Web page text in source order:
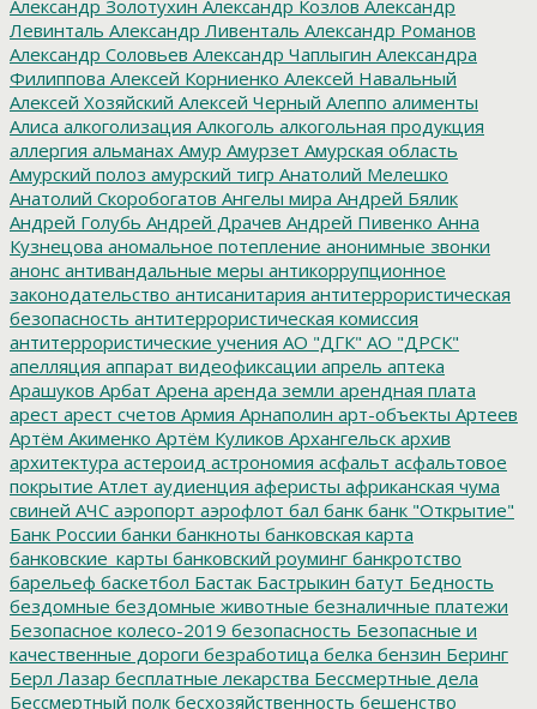
Александр Золотухин Александр Козлов Александр
Левинталь Александр Ливенталь Александр Романов
Александр Соловьев Александр Чаплыгин Александра
Филиппова Алексей Корниенко Алексей Навальный
Алексей Хозяйский Алексей Черный Алеппо алименты
Алиса алкоголизация Алкоголь алкогольная продукция
аллергия альманах Амур Амурзет Амурская область
Амурский полоз амурский тигр Анатолий Мелешко
Анатолий Скоробогатов Ангелы мира Андрей Бялик
Андрей Голубь Андрей Драчев Андрей Пивенко Анна
Кузнецова аномальное потепление анонимные звонки
анонс антивандальные меры антикоррупционное
законодательство антисанитария антитеррористическая
безопасность антитеррористическая комиссия
антитеррористические учения АО "ДГК" АО "ДРСК"
апелляция аппарат видеофиксации апрель аптека
Арашуков Арбат Арена аренда земли арендная плата
арест арест счетов Армия Арнаполин арт-объекты Артеев
Артём Акименко Артём Куликов Архангельск архив
архитектура астероид астрономия асфальт асфальтовое
покрытие Атлет аудиенция аферисты африканская чума
свиней АЧС аэропорт аэрофлот бал банк банк "Открытие"
Банк России банки банкноты банковская карта
банковские_карты банковский роуминг банкротство
барельеф баскетбол Бастак Бастрыкин батут Бедность
бездомные бездомные животные безналичные платежи
Безопасное колесо-2019 безопасность Безопасные и
качественные дороги безработица белка бензин Беринг
Берл Лазар бесплатные лекарства Бессмертные дела
Бессмертный полк бесхозяйственность бешенство